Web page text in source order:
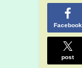
Facebook
post